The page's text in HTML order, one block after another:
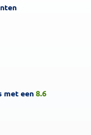
met een8.6